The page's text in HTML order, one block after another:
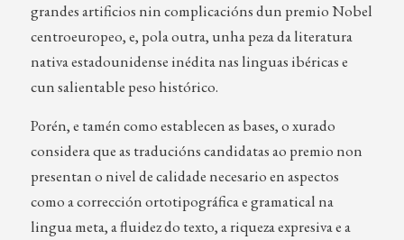
grandes artificios nin complicacións dun premio Nobel
centroeuropeo, e, pola outra, unha peza da literatura
nativa estadounidense inédita nas linguas ibéricas e
cun salientable peso histórico.
Porén, e tamén como establecen as bases, o xurado
considera que as traducións candidatas ao premio non
presentan o nivel de calidade necesario en aspectos
como a corrección ortotipográfica e gramatical na
lingua meta, a fluidez do texto, a riqueza expresiva e a